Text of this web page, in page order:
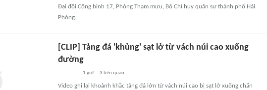
Đại đội Công binh 17, Phòng Tham mưu, Bộ Chỉ huy quân sự thành phố Hải
Phòng.
[CLIP] Tảng đá 'khủng' sạt lở từ vách núi cao xuống
đường
1 giờ 3 liên quan
Video ghi lại khoảnh khắc tảng đá lớn từ vách núi cao bị sạt lở xuống chắn